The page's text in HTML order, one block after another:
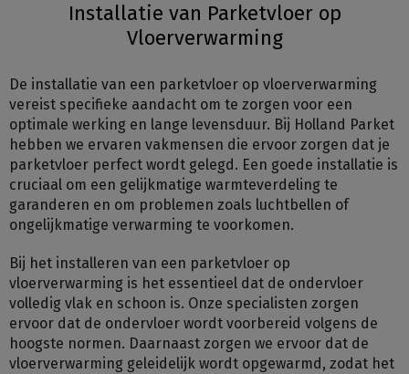
Installatie van Parketvloer op
Vloerverwarming
De installatie van een parketvloer op vloerverwarming
vereist specifieke aandacht om te zorgen voor een
optimale werking en lange levensduur. Bij Holland Parket
hebben we ervaren vakmensen die ervoor zorgen dat je
parketvloer perfect wordt gelegd. Een goede installatie is
cruciaal om een gelijkmatige warmteverdeling te
garanderen en om problemen zoals luchtbellen of
ongelijkmatige verwarming te voorkomen.
Bij het installeren van een parketvloer op
vloerverwarming is het essentieel dat de ondervloer
volledig vlak en schoon is. Onze specialisten zorgen
ervoor dat de ondervloer wordt voorbereid volgens de
hoogste normen. Daarnaast zorgen we ervoor dat de
vloerverwarming geleidelijk wordt opgewarmd, zodat het